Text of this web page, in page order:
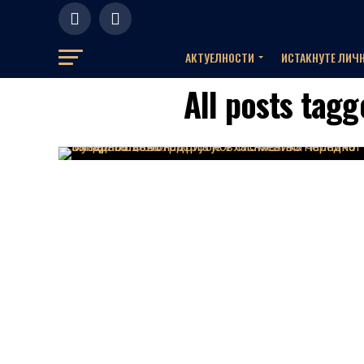
АКТУЕЛНOСТИ ИСТАКНУТЕ
All posts